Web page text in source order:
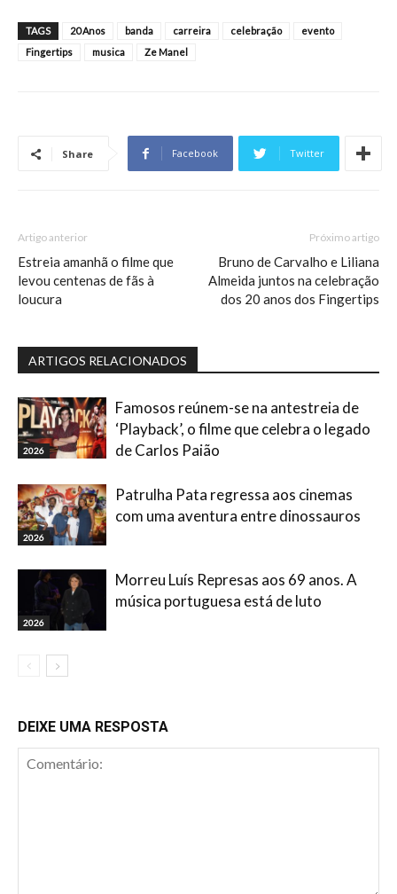
TAGS 20 Anos banda carreira celebração
evento
Fingertips
musica Ze Manel
Share Facebook Twitter
Artigo anterior
Estreia amanhã o filme que
levou centenas de fãs à
loucura
Próximo artigo
Bruno de Carvalho e Liliana
Almeida juntos na celebração
dos 20 anos dos Fingertips
ARTIGOS RELACIONADOS
2026
Famosos reúnem-se na antestreia de
‘Playback’, o filme que celebra o legado
de Carlos Paião
2026
Patrulha Pata regressa aos cinemas
com uma aventura entre dinossauros
2026
Morreu Luís Represas aos 69 anos. A
música portuguesa está de luto
DEIXE UMA RESPOSTA